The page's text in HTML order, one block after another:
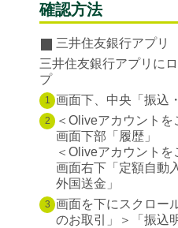
確認方法
三井住友銀行アプリ
三井住友銀行アプリに
プ
1 画面下、中央「振込
2
＜Oliveアカウントを
画面下部「履歴」
＜Oliveアカウントを
画面右下「定額自
外国送金」
3 画面を下にスクロー
のお取引」＞「振込